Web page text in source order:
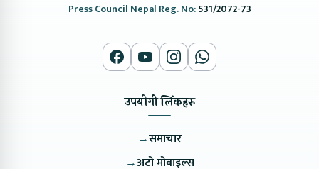
Press Council Nepal Reg. No:531/2072-73
उपयोगी लिंकहरु
→समाचार
→अटो मोवाइल्स